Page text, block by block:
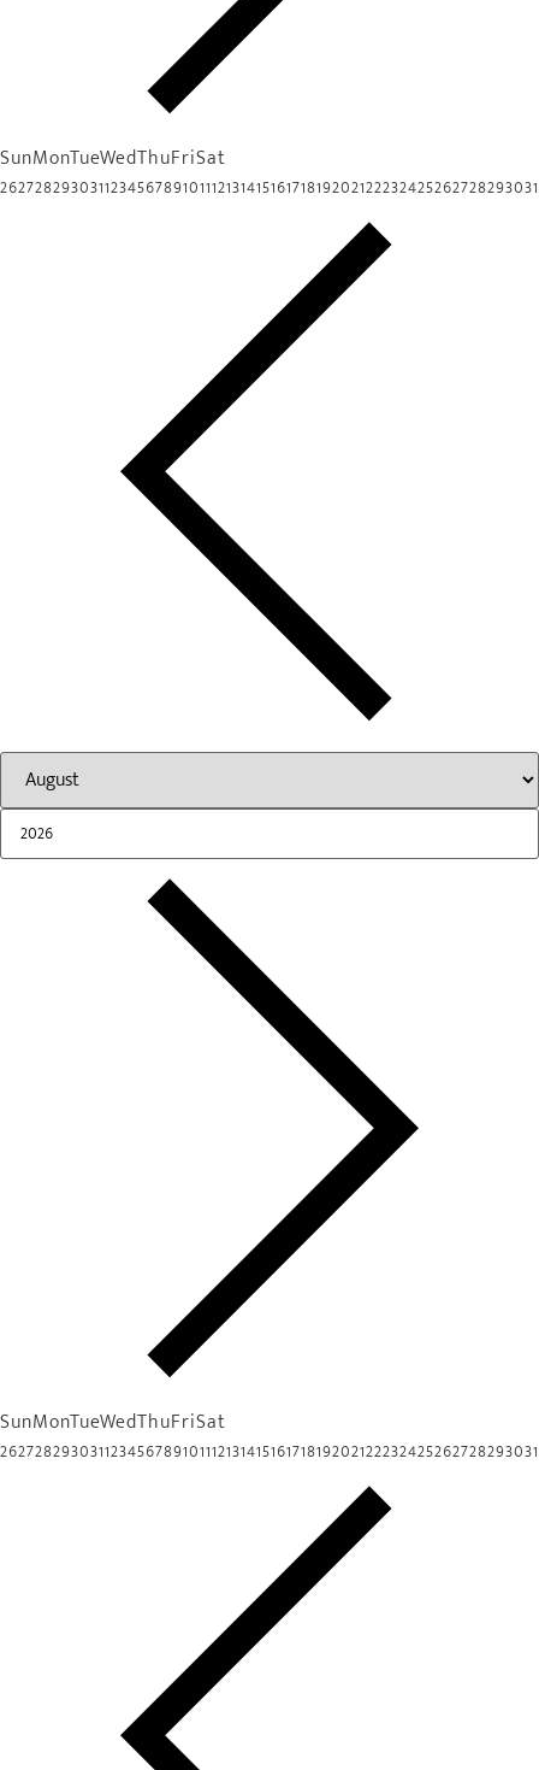
SunMonTueWedThuFriSat
26272829303112345678910111213141516171819202122232425262728293031
SunMonTueWedThuFriSat
26272829303112345678910111213141516171819202122232425262728293031